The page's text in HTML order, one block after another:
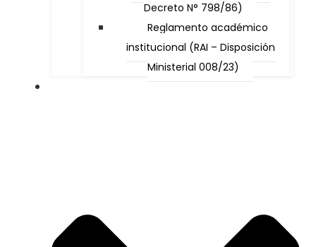
Decreto N° 798/86)
Reglamento académico
institucional (RAI – Disposición
Ministerial 008/23)